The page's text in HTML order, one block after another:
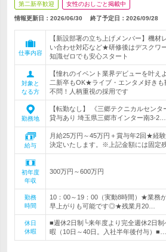
第二新卒歓迎 女性のおしごと掲載中
情報更新日：2026/06/30 終了予定日： 2026/09/28
仕事内容
【新設部署の立ち上げメンバー】機材
い合わせ対応など★研修後はデスクワ
知識ゼロでも安心スタート
対象と
なる方
【憧れのイベント業界デビューを叶え
二新卒もOK★ライブ・エンタメ好き
不問！人柄重視の採用です
勤務地
【転勤なし】 《三郷テクニカルセン
貸与あり 埼玉県三郷市インター南3-2…
給与
月給25万円～45万円＋賞与年2回★経験
決定いたします。※上記金額には固定
初年度
年収
300万円～600万円
勤務
時間
10：00～19：00（実動8時間）★業務
早上がりも可能です◎★残業月20…
休日
休暇
■週休2日制└来年度より完全週休2日
暇（10日～40日。入社半年後付与）■…